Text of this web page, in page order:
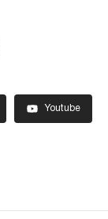
Youtube